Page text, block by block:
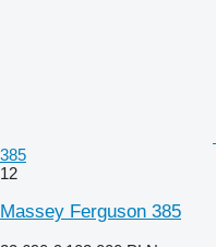
385
12
Massey Ferguson 385